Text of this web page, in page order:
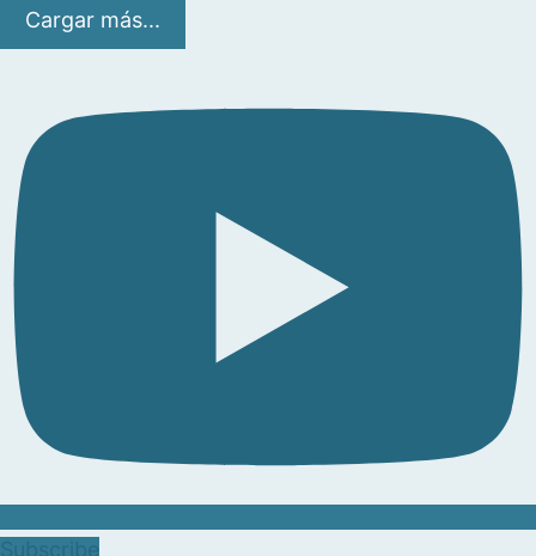
Cargar más...